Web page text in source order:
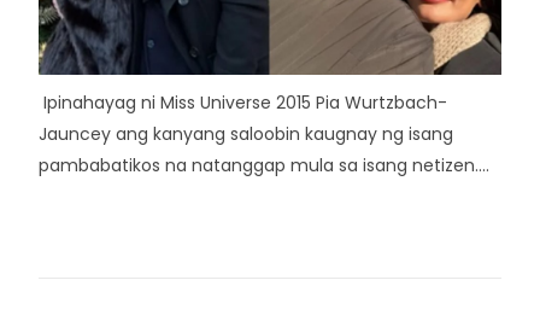
Ipinahayag ni Miss Universe 2015 Pia Wurtzbach-
Jauncey ang kanyang saloobin kaugnay ng isang
pambabatikos na natanggap mula sa isang netizen....